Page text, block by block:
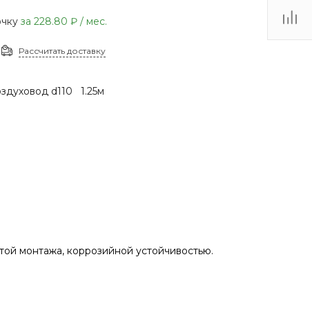
за 228.80 ₽/ мес.
Рассчитать доставку
d110 1.25м
монтажа, коррозийной устойчивостью.